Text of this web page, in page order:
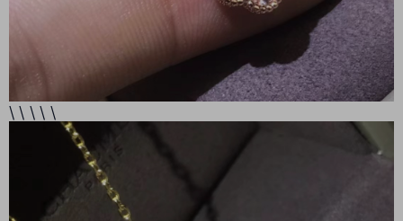
\ \ \ \ \